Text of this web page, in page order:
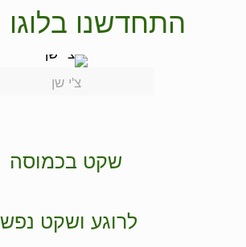
התחדשנו
צ'י שן
שקט בכמוסה
לרוגע ושקט